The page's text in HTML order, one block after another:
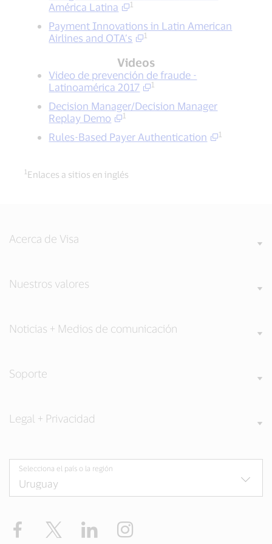
América Latina
1
Payment Innovations in Latin American
Airlines and OTA’s
1
Videos
Video de prevención de fraude -
Latinoamérica 2017
1
Decision Manager/Decision Manager
Replay Demo
1
Rules-Based Payer Authentication 1
1 Enlaces a sitios en inglés
Acerca de Visa
Nuestros valores
Noticias + Medios de comunicación
Soporte
Legal + Privacidad
Selecciona el país o la región
Facebook Twitter LinkedIn